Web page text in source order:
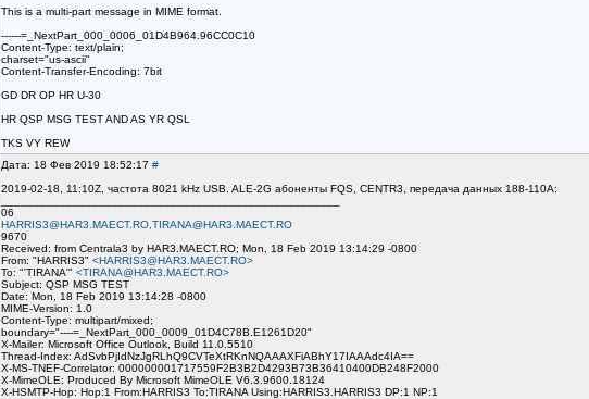
This is a multi-part message in MIME format.
------=_NextPart_000_0006_01D4B964.96CC0C10
Content-Type: text/plain;
charset="us-ascii"
Content-Transfer-Encoding: 7bit
GD DR OP HR U-30
HR QSP MSG TEST AND AS YR QSL
TKS VY REW
Дата: 18 Фев 2019 18:52:17 #
2019-02-18, 11:10Z, частота 8021 kHz USB. ALE-2G абоненты FQS, CENTR3, передача данных 188-110A:
06
HARRIS3@HAR3.MAECT.RO,TIRANA@HAR3.MAECT.RO
9670
Received: from Centrala3 by HAR3.MAECT.RO; Mon, 18 Feb 2019 13:14:29 -0800
From: "HARRIS3" <HARRIS3@HAR3.MAECT.RO>
To: "'TIRANA'" <TIRANA@HAR3.MAECT.RO>
Subject: QSP MSG TEST
Date: Mon, 18 Feb 2019 13:14:28 -0800
MIME-Version: 1.0
Content-Type: multipart/mixed;
boundary="----=_NextPart_000_0009_01D4C78B.E1261D20"
X-Mailer: Microsoft Office Outlook, Build 11.0.5510
Thread-Index: AdSvbPjIdNzJgRLhQ9CVTeXtRKnNQAAAXFiABhY17IAAAdc4IA==
X-MS-TNEF-Correlator: 000000001717559F2B3B2D4293B73B36410400DB248F2000
X-MimeOLE: Produced By Microsoft MimeOLE V6.3.9600.18124
X-HSMTP-Hop: Hop:1 From:HARRIS3 To:TIRANA Using:HARRIS3.HARRIS3 DP:1 NP:1